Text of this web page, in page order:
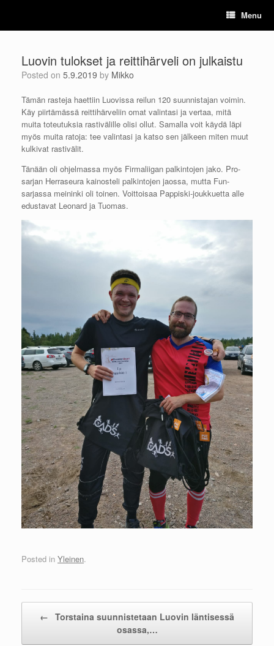
content
Menu
Luovin tulokset ja reittihärveli on julkaistu
Posted on 5.9.2019 by Mikko
Tämän rasteja haettiin Luovissa reilun 120 suunnistajan voimin.
Käy piirtämässä reittihärveliin omat valintasi ja vertaa, mitä
muita toteutuksia rastivälille olisi ollut. Samalla voit käydä läpi
myös muita ratoja: tee valintasi ja katso sen jälkeen miten muut
kulkivat rastivälit.
Tänään oli ohjelmassa myös Firmaliigan palkintojen jako. Pro-
sarjan Herraseura kainosteli palkintojen jaossa, mutta Fun-
sarjassa meininki oli toinen. Voittoisaa Pappiski-joukkuetta alle
edustavat Leonard ja Tuomas.
Posted in Yleinen.
← Torstaina suunnistetaan Luovin läntisessä
osassa,…